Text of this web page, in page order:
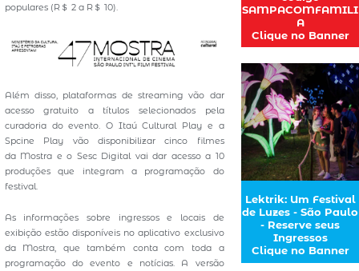
populares (R＄ 2 a R＄ 10).
Além disso, plataformas de streaming vão dar
acesso gratuito a títulos selecionados pela
curadoria do evento. O Itaú Cultural Play e a
Spcine Play vão disponibilizar cinco filmes
da Mostra e o Sesc Digital vai dar acesso a 10
produções que integram a programação do
festival.
As informações sobre ingressos e locais de
exibição estão disponíveis no aplicativo exclusivo
da Mostra, que também conta com toda a
programação do evento e notícias. A versão
SAMPACOMFAMILI
A
Clique no Banner
Lektrik: Um Festival
de Luzes - São Paulo
- Reserve seus
Ingressos
Clique no Banner